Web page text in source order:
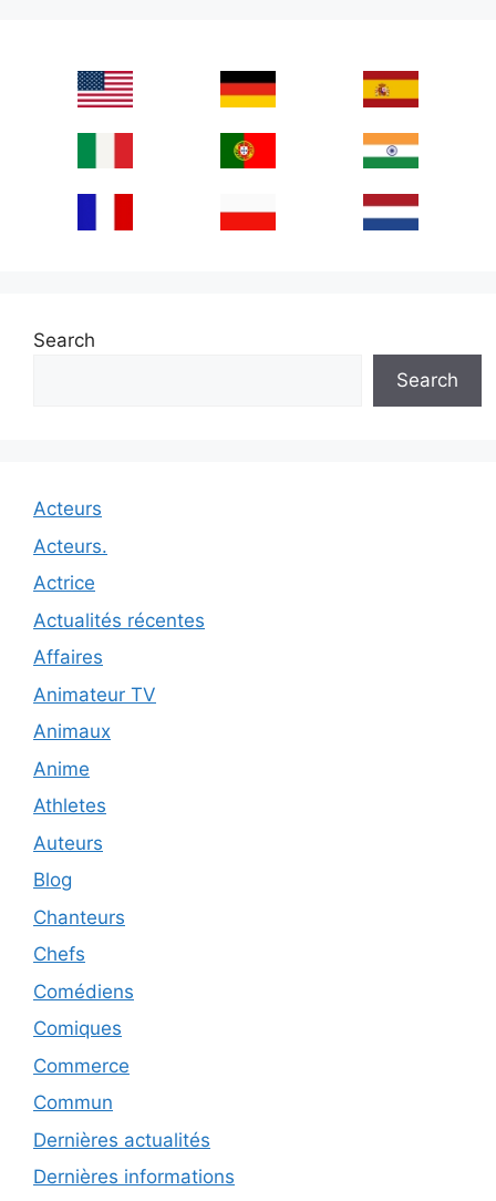
Search
Search
Acteurs
Acteurs.
Actrice
Actualités récentes
Affaires
Animateur TV
Animaux
Anime
Athletes
Auteurs
Blog
Chanteurs
Chefs
Comédiens
Comiques
Commerce
Commun
Dernières actualités
Dernières informations